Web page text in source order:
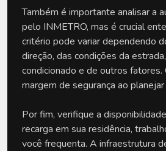
Também é importante analisar a
pelo INMETRO, mas é crucial
critério pode variar dependendo
direção, das condições da
condicionado e de outros fatores.
margem de segurança ao
Por fim, verifique a
recarga em sua residência,
você frequenta. A infraestrutura